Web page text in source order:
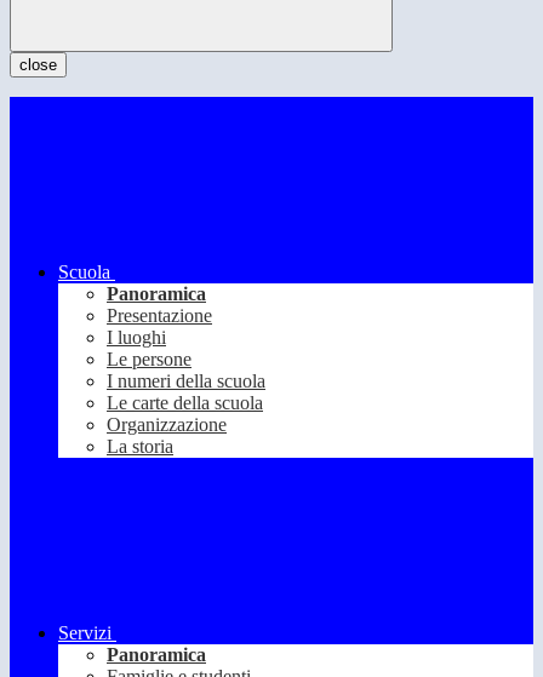
close
Scuola
Panoramica
Presentazione
I luoghi
Le persone
I numeri della scuola
Le carte della scuola
Organizzazione
La storia
Servizi
Panoramica